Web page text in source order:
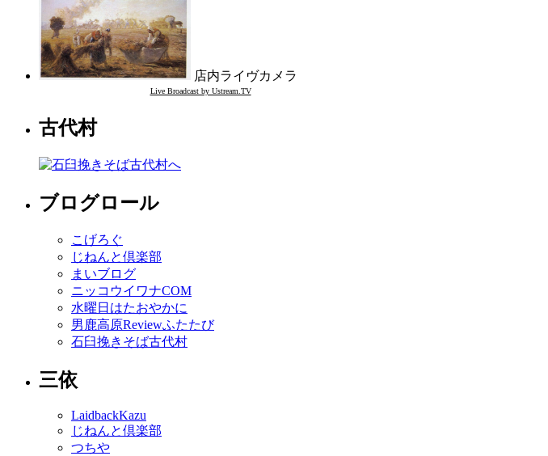
店内ライヴカメラ
Live Broadcast by Ustream.TV
古代村
ブログロール
こげろぐ
じねんと倶楽部
まいブログ
ニッコウイワナCOM
水曜日はたおやかに
男鹿高原Reviewふたたび
石臼挽きそば古代村
三依
LaidbackKazu
じねんと倶楽部
つちや